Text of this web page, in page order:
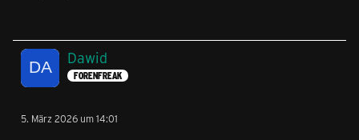
Dawid
FORENFREAK
5. März 2026 um 14:01